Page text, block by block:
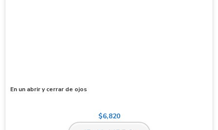
En un abrir y cerrar de ojos
$6,820